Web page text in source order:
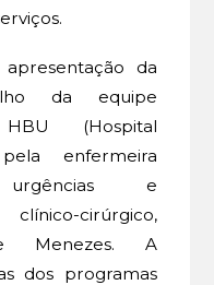
da
da equipe
(Hospital
enfermeira
e
clínico-cirúrgico,
Menezes. A
dos programas